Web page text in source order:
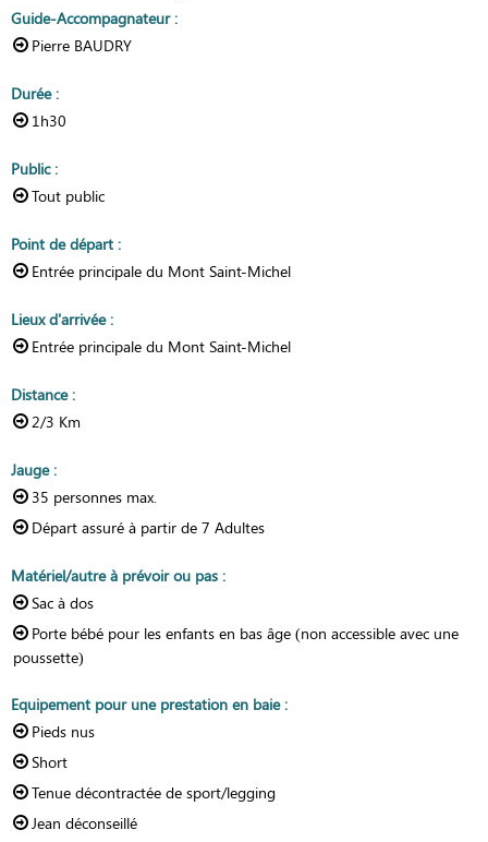
Guide-Accompagnateur:
Pierre BAUDRY
Durée:
1h30
Public:
Tout public
Point de départ :
Entrée principale du Mont Saint-Michel
Lieux d'arrivée:
Entrée principale du Mont Saint-Michel
Distance:
2/3 Km
Jauge:
35 personnes max.
Départ assuré à partir de 7 Adultes
Matériel/autre à prévoir ou pas :
Sac à dos
Porte bébé pour les enfants en bas âge (non accessible avec une
poussette)
Equipement pour une prestation en baie:
Pieds nus
Short
Tenue décontractée de sport/legging
Jean déconseillé